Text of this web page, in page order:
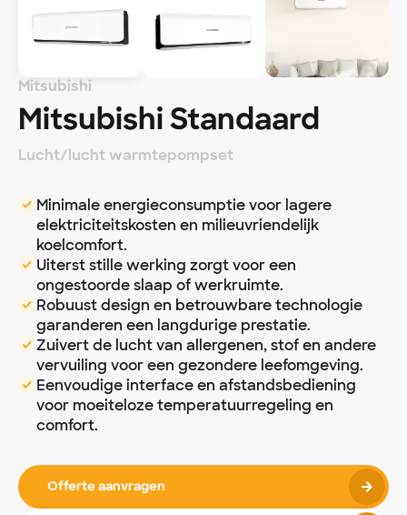
Mitsubishi
Mitsubishi Standaard
Lucht/lucht warmtepompset
Minimale energieconsumptie voor lagere
elektriciteitskosten en milieuvriendelijk
koelcomfort.
Uiterst stille werking zorgt voor een
ongestoorde slaap of werkruimte.
Robuust design en betrouwbare technologie
garanderen een langdurige prestatie.
Zuivert de lucht van allergenen, stof en andere
vervuiling voor een gezondere leefomgeving.
Eenvoudige interface en afstandsbediening
voor moeiteloze temperatuurregeling en
comfort.
Offerte aanvragen